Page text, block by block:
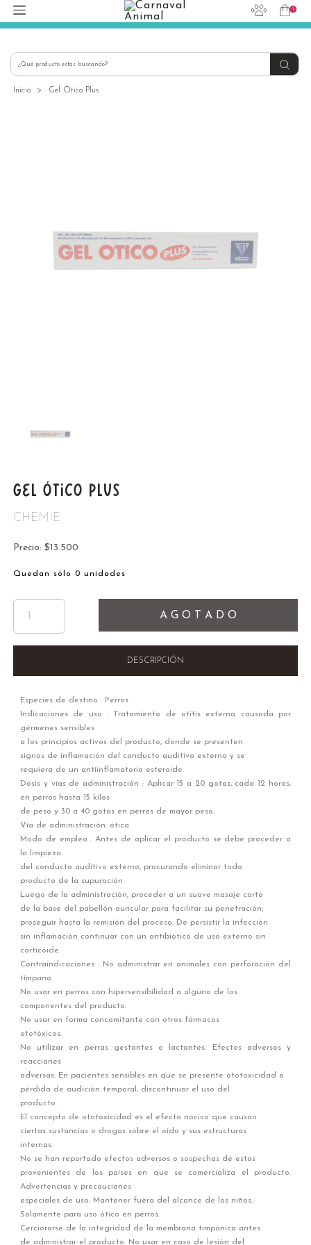
+56939145030
1
Inicio > Gel Ótico Plus
GEL ÓTICO PLUS
CHEMIE
Precio: $13.500
Quedan sólo 0 unidades
A G O T A D O
DESCRIPCIÓN
Especies de destino : Perros
Indicaciones de uso : Tratamiento de otitis externa causada por
gérmenes sensibles
a los principios activos del producto, donde se presenten
signos de inflamación del conducto auditivo externo y se
requiera de un antiinflamatorio esteroide.
Dosis y vías de administración : Aplicar 15 a 20 gotas, cada 12 horas,
en perros hasta 15 kilos
de peso y 30 a 40 gotas en perros de mayor peso.
Vía de administración: ótica
Modo de empleo : Antes de aplicar el producto se debe proceder a
la limpieza
del conducto auditivo externo, procurando eliminar todo
producto de la supuración.
Luego de la administración, proceder a un suave masaje corto
de la base del pabellón auricular para facilitar su penetración;
proseguir hasta la remisión del proceso. De persistir la infección
sin inflamación continuar con un antibiótico de uso externo sin
corticoide.
Contraindicaciones : No administrar en animales con perforación del
tímpano.
No usar en perros con hipersensibilidad a alguno de los
componentes del producto.
No usar en forma concomitante con otros fármacos
ototóxicos.
No utilizar en perras gestantes o lactantes. Efectos adversos y
reacciones
adversas: En pacientes sensibles en que se presente ototoxicidad o
pérdida de audición temporal, discontinuar el uso del
producto.
El concepto de ototoxicidad es el efecto nocivo que causan
ciertas sustancias o drogas sobre el oído y sus estructuras
internas.
No se han reportado efectos adversos o sospechas de estos
provenientes de los países en que se comercializa el producto.
Advertencias y precauciones
especiales de uso: Mantener fuera del alcance de los niños.
Solamente para uso ótico en perros.
Cerciorarse de la integridad de la membrana timpánica antes
de administrar el producto. No usar en caso de lesión del